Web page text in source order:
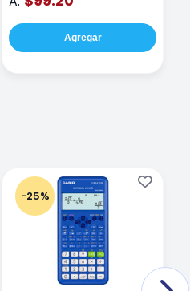
Agregar
-25%